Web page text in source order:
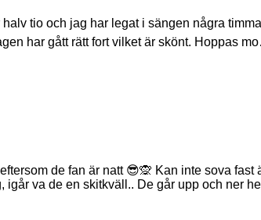
tio och jag har legat i sängen några
har gått rätt fort vilket är skönt. Hoppas
de fan är natt 😎🙊 Kan inte sova fast
igår va de en skitkväll.. De går upp och ner